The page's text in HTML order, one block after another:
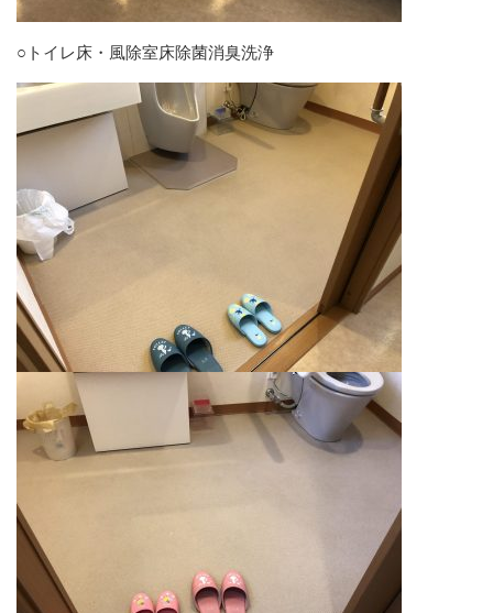
○トイレ床・風除室床除菌消臭洗浄